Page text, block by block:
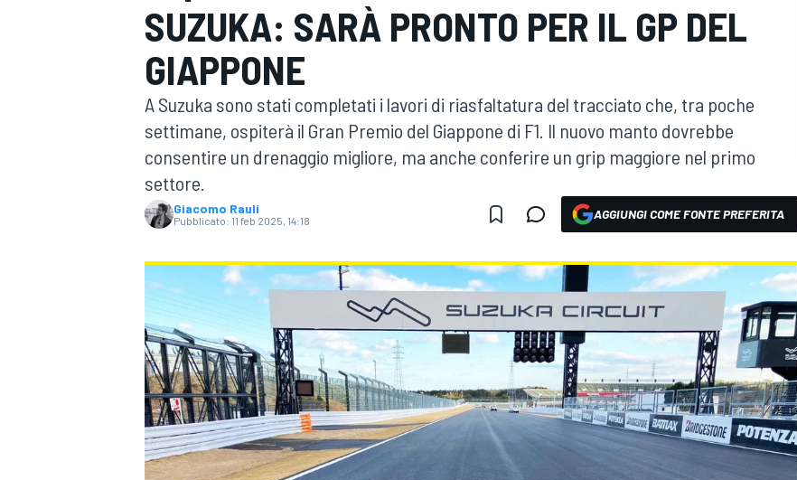
MOTOGP WEC
WRC
SUZUKA: SARÀ PRONTO PER IL GP DEL
GIAPPONE
A Suzuka sono stati completati i lavori di riasfaltatura del tracciato che, tra poche
settimane, ospiterà il Gran Premio del Giappone di F1. Il nuovo manto dovrebbe
consentire un drenaggio migliore, ma anche conferire un grip maggiore nel primo
settore.
Giacomo Rauli
Pubblicato: 11 feb 2025, 14:18 AGGIUNGI COME FONTE PREFERITA